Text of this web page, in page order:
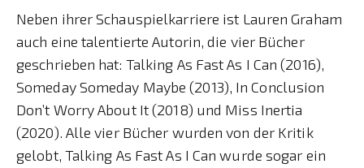
Neben ihrer Schauspielkarriere ist Lauren Graham
auch eine talentierte Autorin, die vier Bücher
geschrieben hat: Talking As Fast As I Can (2016),
Someday Someday Maybe (2013), In Conclusion
Don’t Worry About It (2018) und Miss Inertia
(2020). Alle vier Bücher wurden von der Kritik
gelobt, Talking As Fast As I Can wurde sogar ein